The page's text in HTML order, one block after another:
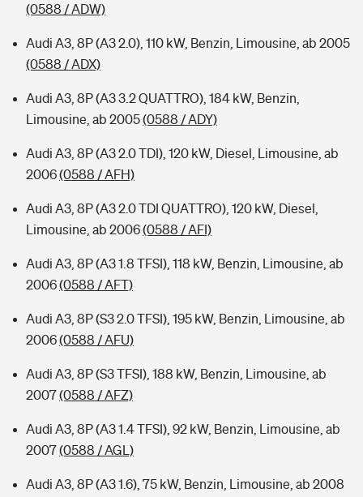
(0588 / ADW)
Audi A3, 8P (A3 2.0), 110 kW, Benzin, Limousine, ab 2005
(0588 / ADX)
Audi A3, 8P (A3 3.2 QUATTRO), 184 kW, Benzin,
Limousine, ab 2005(0588 / ADY)
Audi A3, 8P (A3 2.0 TDI), 120 kW, Diesel, Limousine, ab
2006(0588 / AFH)
Audi A3, 8P (A3 2.0 TDI QUATTRO), 120 kW, Diesel,
Limousine, ab 2006(0588 / AFI)
Audi A3, 8P (A3 1.8 TFSI), 118 kW, Benzin, Limousine, ab
2006(0588 / AFT)
Audi A3, 8P (S3 2.0 TFSI), 195 kW, Benzin, Limousine, ab
2006(0588 / AFU)
Audi A3, 8P (S3 TFSI), 188 kW, Benzin, Limousine, ab
2007(0588 / AFZ)
Audi A3, 8P (A3 1.4 TFSI), 92 kW, Benzin, Limousine, ab
2007(0588 / AGL)
Audi A3, 8P (A3 1.6), 75 kW, Benzin, Limousine, ab 2008